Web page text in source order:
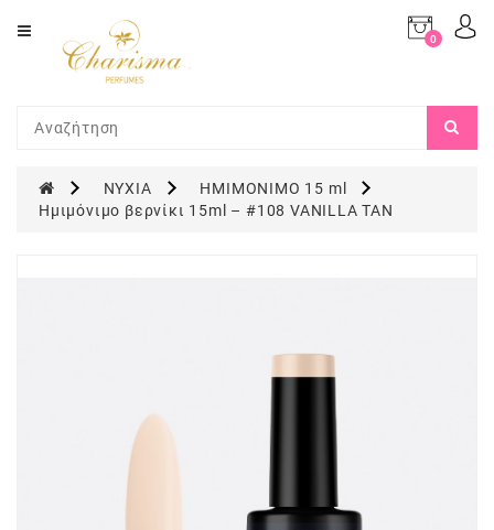
0
Category
OFF)
ΜΑΚΙΓΙΑΖ ΝΥΧΙΑ
ΗΜΙΜΟΝΙΜΟ 15 ml
Ημιμόνιμο βερνίκι 15ml – #108 VANILLA TAN